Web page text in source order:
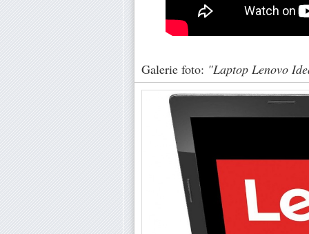
Galerie foto: "Laptop Lenovo